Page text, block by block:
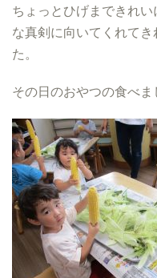
ちょっとひげまできれ
な真剣に向いてくれて
た。
その日のおやつの食べま